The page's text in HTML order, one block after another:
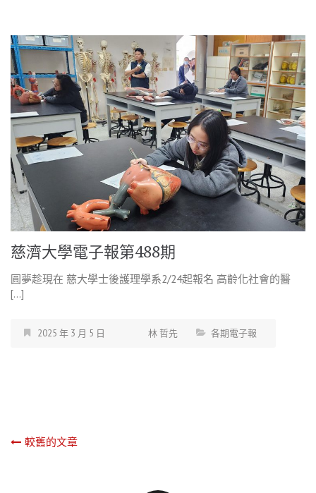
慈濟大學電子報第488期
圓夢趁現在 慈大學士後護理學系2/24起報名 高齡化社會的醫
[…]
2025 年 3 月 5 日 林 哲先 各期電子報
文較舊的文章